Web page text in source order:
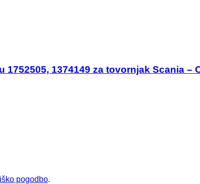
1374149 za tovornjak Scania –
pogodbo.